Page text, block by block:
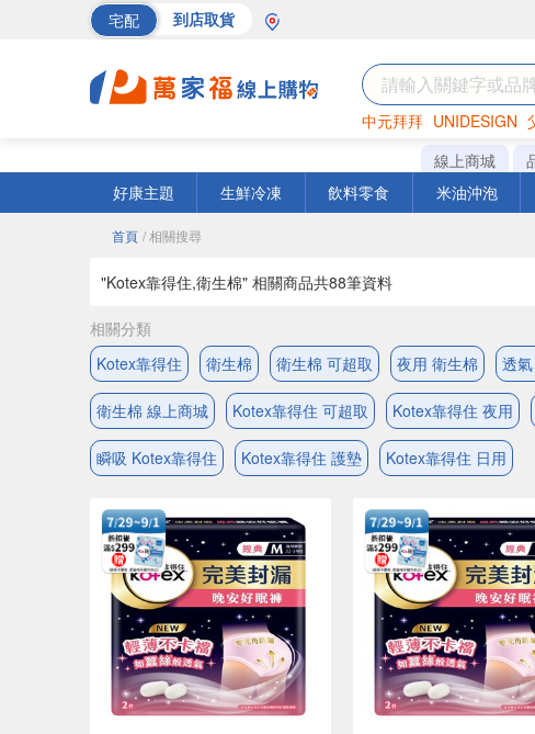
宅配 到店取貨
中元拜拜 UNIDESIGN
罐頭 海苔 洋芋
線上商城
好康主題
生鮮冷凍 飲料零食 米油沖泡
首頁 / 相關搜尋
"Kotex靠得住,衛生棉" 相關商品共88筆資料
相關分類
Kotex靠得住
衛生棉 衛生棉 可超取 夜用 衛生棉 透
衛生棉 線上商城 Kotex靠得住 可超取 Kotex靠得住 夜用
瞬吸 Kotex靠得住 Kotex靠得住 護墊 Kotex靠得住 日用